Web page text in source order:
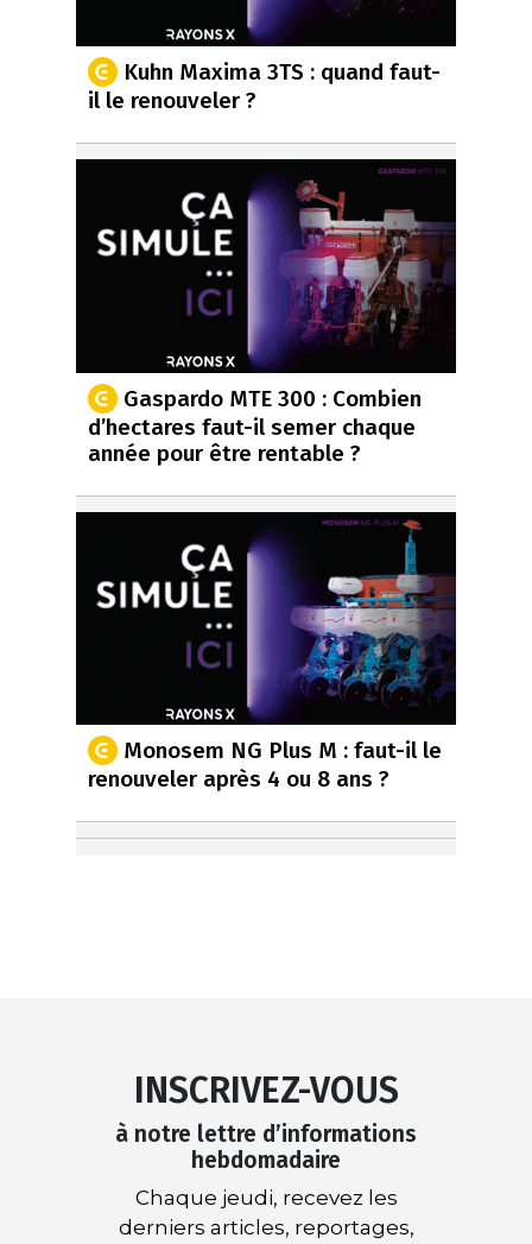
Kuhn Maxima 3TS : quand faut-
il le renouveler ?
Gaspardo MTE 300 : Combien
d’hectares faut-il semer chaque
année pour être rentable ?
Monosem NG Plus M : faut-il le
renouveler après 4 ou 8 ans ?
INSCRIVEZ-VOUS
à notre lettre d’informations
hebdomadaire
Chaque jeudi, recevez les
derniers articles, reportages,